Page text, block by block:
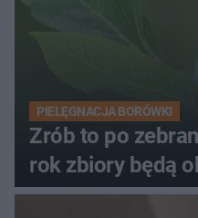
PIELĘGNACJA BORÓWKI
Zrób to po
rok zbiory będą